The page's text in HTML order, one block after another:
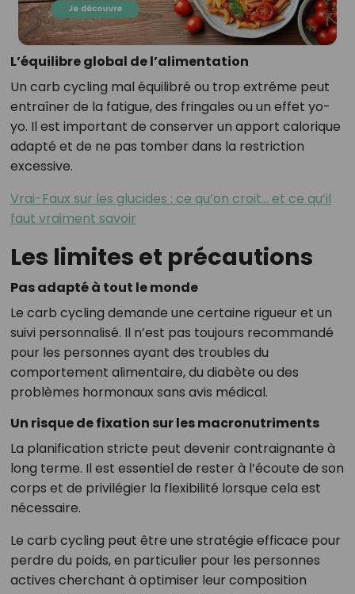
L’équilibre global de l’alimentation
Un carb cycling mal équilibré ou trop extrême peut
entraîner de la fatigue, des fringales ou un effet yo-
yo. Il est important de conserver un apport calorique
adapté et de ne pas tomber dans la restriction
excessive.
Vrai-Faux sur les glucides : ce qu’on croit… et ce qu’il
faut vraiment savoir
Les limites et précautions
Pas adapté à tout le monde
Le carb cycling demande une certaine rigueur et un
suivi personnalisé. Il n’est pas toujours recommandé
pour les personnes ayant des troubles du
comportement alimentaire, du diabète ou des
problèmes hormonaux sans avis médical.
Un risque de fixation sur les macronutriments
La planification stricte peut devenir contraignante à
long terme. Il est essentiel de rester à l’écoute de son
corps et de privilégier la flexibilité lorsque cela est
nécessaire.
Le carb cycling peut être une stratégie efficace pour
perdre du poids, en particulier pour les personnes
actives cherchant à optimiser leur composition